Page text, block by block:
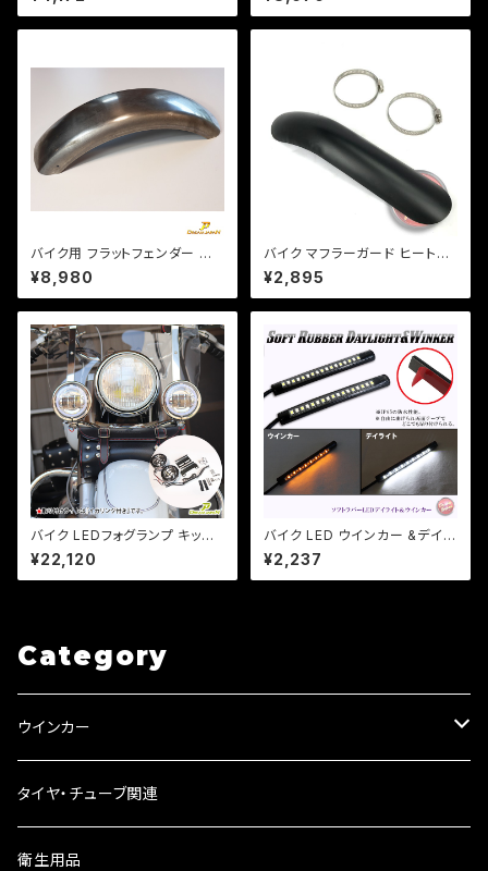
ン付 アメリカン レトロ チョッパ
ー a218
Select Battery GL-PT7B-4
(YT7B-BS、GT7B-4 互換)(ジ
バイク用 フラットフェンダー 長
さ560mm 幅150mm 汎用タイ
プ 溶接、加工用 素地。スチー
ル製 b370
¥8,980
バイク マフラーガード ヒートガ
ード 湾曲タイプ 【ブラック】マフ
ラー 火傷防止 カスタム バンド
取り付けサイズ40〜65mm/a3
¥2,895
バイク LEDフォグランプ キット
4.5インチ 30W/ 汎用タイプ /
アメリカンカスタム /検索ドラッ
グスター/バルカン/スティード/マ
¥22,120
バイク LED ウインカー &デイラ
イト / 曲面・防水仕様/両面テー
プ/2本セット/マジェ/原付/CBR/
a353【クリックポスト送料無料】
¥2,237
Category
ウインカー
ウインカーリレー
ウインカーレンズ
タイヤ・チューブ関連
衛生用品